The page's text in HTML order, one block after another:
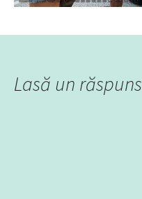
Lasă un răspuns